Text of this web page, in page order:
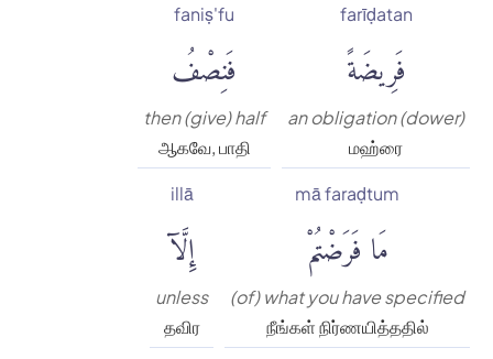
farīḍatan
فَرِيضَةً
an obligation (dower)
மஹ்ரை
faniṣ'fu
فَنِصْفُ
then (give) half
ஆகவே, பாதி
mā faraḍtum
مَا فَرَضْتُمْ
(of) what you have specified
நீங்கள் நிர்ணயித்ததில்
illā
إِلَّآ
unless
தவிர